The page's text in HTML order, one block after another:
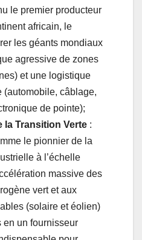
le premier producteur
africain, le
les géants mondiaux
agressive de zones
et une logistique
(automobile, câblage,
de pointe);
la Transition Verte :
le pionnier de la
à l’échelle
massive des
vert et aux
(solaire et éolien)
en un fournisseur